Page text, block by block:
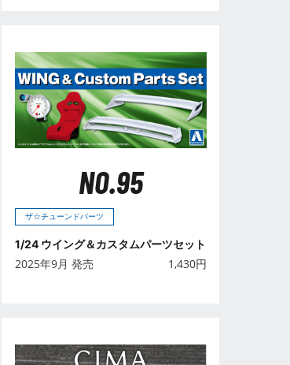
NO.95
ザ☆チューンドパーツ
1/24 ウイング＆カスタムパーツセット
2025年9月 発売 1,430円